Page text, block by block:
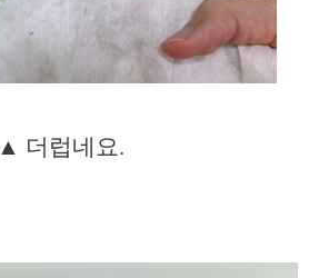
▲ 더럽네요.